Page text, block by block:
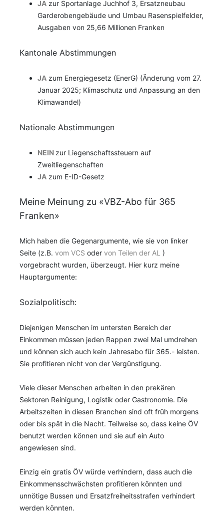
JA zur Sportanlage Juchhof 3, Ersatzneubau
Garderobengebäude und Umbau Rasenspielfelder,
Ausgaben von 25,66 Millionen Franken
Kantonale Abstimmungen
JA zum Energiegesetz (EnerG) (Änderung vom 27.
Januar 2025; Klimaschutz und Anpassung an den
Klimawandel)
Nationale Abstimmungen
NEIN zur Liegenschaftssteuern auf
Zweitliegenschaften
JA zum E-ID-Gesetz
Meine Meinung zu «VBZ-Abo für 365
Franken»
Mich haben die Gegenargumente, wie sie von linker
Seite (z.B. vom VCS oder von Teilen der AL )
vorgebracht wurden, überzeugt. Hier kurz meine
Hauptargumente:
Sozialpolitisch:
Diejenigen Menschen im untersten Bereich der
Einkommen müssen jeden Rappen zwei Mal umdrehen
und können sich auch kein Jahresabo für 365.- leisten.
Sie profitieren nicht von der Vergünstigung.
Viele dieser Menschen arbeiten in den prekären
Sektoren Reinigung, Logistik oder Gastronomie. Die
Arbeitszeiten in diesen Branchen sind oft früh morgens
oder bis spät in die Nacht. Teilweise so, dass keine ÖV
benutzt werden können und sie auf ein Auto
angewiesen sind.
Einzig ein gratis ÖV würde verhindern, dass auch die
Einkommensschwächsten profitieren könnten und
unnötige Bussen und Ersatzfreiheitsstrafen verhindert
werden könnten.